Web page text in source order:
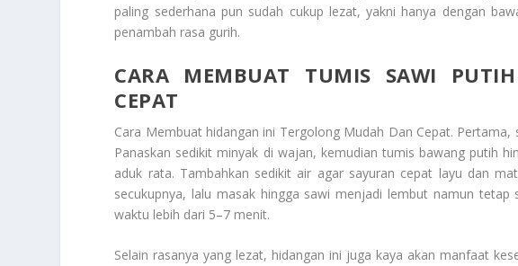
paling sederhana pun sudah cukup lezat, yakni hanya dengan
penambah rasa gurih.
CARA MEMBUAT TUMIS SAWI
CEPAT
Cara Membuat hidangan ini Tergolong Mudah Dan Cepat.
Panaskan sedikit minyak di wajan, kemudian tumis bawang putih
aduk rata. Tambahkan sedikit air agar sayuran cepat layu dan
secukupnya, lalu masak hingga sawi menjadi lembut namun
waktu lebih dari 5–7 menit.
Selain rasanya yang lezat, hidangan ini juga kaya akan manfaat